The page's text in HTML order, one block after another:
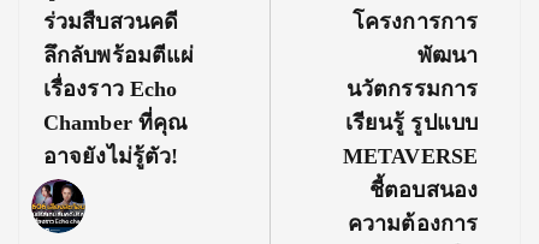
ร่วมสืบสวนคดี
ลึกลับพร้อมตีแผ่
เรื่องราว Echo
Chamber ที่คุณ
อาจยังไม่รู้ตัว!
โครงการการ
พัฒนา
นวัตกรรมการ
เรียนรู้ รูปแบบ
METAVERSE
ชี้ตอบสนอง
ความต้องการ